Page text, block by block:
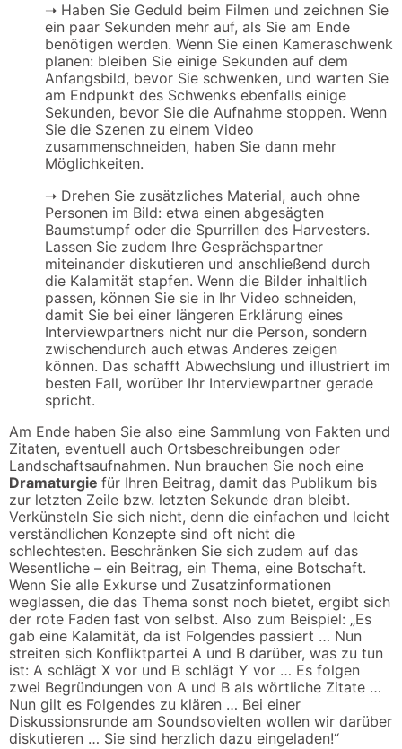
➝ Haben Sie Geduld beim Filmen und zeichnen Sie
ein paar Sekunden mehr auf, als Sie am Ende
benötigen werden. Wenn Sie einen Kameraschwenk
planen: bleiben Sie einige Sekunden auf dem
Anfangsbild, bevor Sie schwenken, und warten Sie
am Endpunkt des Schwenks ebenfalls einige
Sekunden, bevor Sie die Aufnahme stoppen. Wenn
Sie die Szenen zu einem Video
zusammenschneiden, haben Sie dann mehr
Möglichkeiten.
➝ Drehen Sie zusätzliches Material, auch ohne
Personen im Bild: etwa einen abgesägten
Baumstumpf oder die Spurrillen des Harvesters.
Lassen Sie zudem Ihre Gesprächspartner
miteinander diskutieren und anschließend durch
die Kalamität stapfen. Wenn die Bilder inhaltlich
passen, können Sie sie in Ihr Video schneiden,
damit Sie bei einer längeren Erklärung eines
Interviewpartners nicht nur die Person, sondern
zwischendurch auch etwas Anderes zeigen
können. Das schafft Abwechslung und illustriert im
besten Fall, worüber Ihr Interviewpartner gerade
spricht.
Am Ende haben Sie also eine Sammlung von Fakten und
Zitaten, eventuell auch Ortsbeschreibungen oder
Landschaftsaufnahmen. Nun brauchen Sie noch eine
Dramaturgie für Ihren Beitrag, damit das Publikum bis
zur letzten Zeile bzw. letzten Sekunde dran bleibt.
Verkünsteln Sie sich nicht, denn die einfachen und leicht
verständlichen Konzepte sind oft nicht die
schlechtesten. Beschränken Sie sich zudem auf das
Wesentliche – ein Beitrag, ein Thema, eine Botschaft.
Wenn Sie alle Exkurse und Zusatzinformationen
weglassen, die das Thema sonst noch bietet, ergibt sich
der rote Faden fast von selbst. Also zum Beispiel: „Es
gab eine Kalamität, da ist Folgendes passiert … Nun
streiten sich Konfliktpartei A und B darüber, was zu tun
ist: A schlägt X vor und B schlägt Y vor … Es folgen
zwei Begründungen von A und B als wörtliche Zitate …
Nun gilt es Folgendes zu klären … Bei einer
Diskussionsrunde am Soundsovielten wollen wir darüber
diskutieren … Sie sind herzlich dazu eingeladen!“